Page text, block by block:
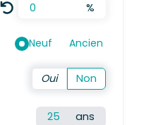
DÉFINI EST UNE
%
Neuf Ancien
de votre résidence
ans